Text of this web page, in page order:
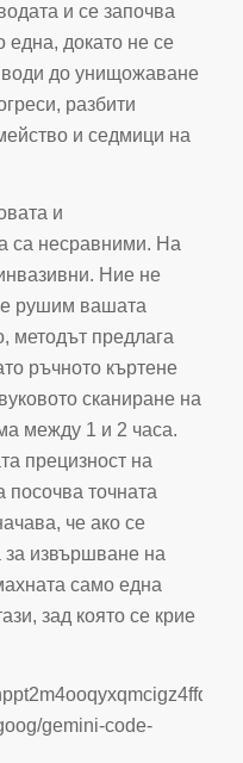
и се започва
една, докато не се
води до унищожаване
разбити
и седмици на
и
са несравними. На
Ние не
рушим вашата
методът предлага
ръчното къртене
сканиране на
между 1 и 2 часа.
прецизност на
посочва точната
че ако се
извършване на
само една
зад която се крие
gemini-code-